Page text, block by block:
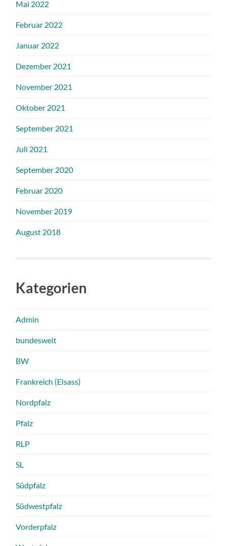
Mai 2022
Februar 2022
Januar 2022
Dezember 2021
November 2021
Oktober 2021
September 2021
Juli 2021
September 2020
Februar 2020
November 2019
August 2018
Kategorien
Admin
bundesweit
BW
Frankreich (Elsass)
Nordpfalz
Pfalz
RLP
SL
Südpfalz
Südwestpfalz
Vorderpfalz